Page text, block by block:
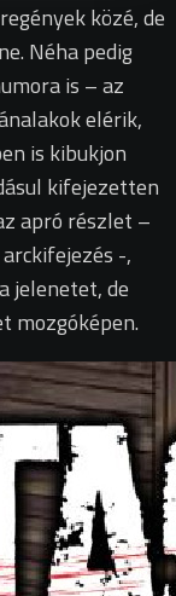
közé, de
Néha pedig
is – az
elérik,
is kibukjon
kifejezetten
apró részlet –
-,
jelenetet, de
mozgóképen.